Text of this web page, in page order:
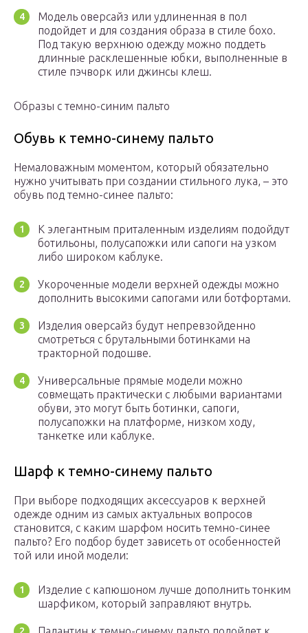
Модель оверсайз или удлиненная в пол
подойдет и для создания образа в стиле бохо.
Под такую верхнюю одежду можно поддеть
длинные расклешенные юбки, выполненные в
стиле пэчворк или джинсы клеш.
Образы с темно-синим пальто
Обувь к темно-синему пальто
Немаловажным моментом, который обязательно
нужно учитывать при создании стильного лука, – это
обувь под темно-синее пальто:
К элегантным приталенным изделиям подойдут
ботильоны, полусапожки или сапоги на узком
либо широком каблуке.
Укороченные модели верхней одежды можно
дополнить высокими сапогами или ботфортами.
Изделия оверсайз будут непревзойденно
смотреться с брутальными ботинками на
тракторной подошве.
Универсальные прямые модели можно
совмещать практически с любыми вариантами
обуви, это могут быть ботинки, сапоги,
полусапожки на платформе, низком ходу,
танкетке или каблуке.
Шарф к темно-синему пальто
При выборе подходящих аксессуаров к верхней
одежде одним из самых актуальных вопросов
становится, с каким шарфом носить темно-синее
пальто? Его подбор будет зависеть от особенностей
той или иной модели:
Изделие с капюшоном лучше дополнить тонким
шарфиком, который заправляют внутрь.